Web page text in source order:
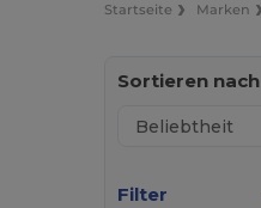
Startseite Marken
Sortieren nach
Filter